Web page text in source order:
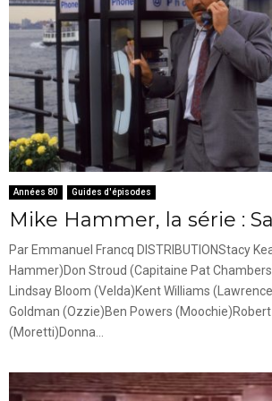
Années 80 Guides d'épisodes
Mike Hammer, la série :
Par Emmanuel Francq DISTRIBUTIONStacy
Hammer)Don Stroud (Capitaine Pat
Lindsay Bloom (Velda)Kent Williams
Goldman (Ozzie)Ben Powers
(Moretti)Donna...